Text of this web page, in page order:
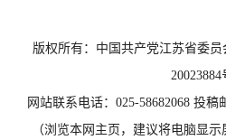
版权所有：中国共产党江苏省委
20023884
网站联系电话：025-58682068 投稿
（浏览本网主页，建议将电脑显示